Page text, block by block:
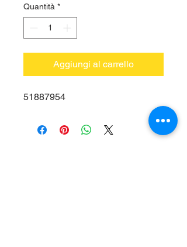
Quantità *
Aggiungi al carrello
51887954